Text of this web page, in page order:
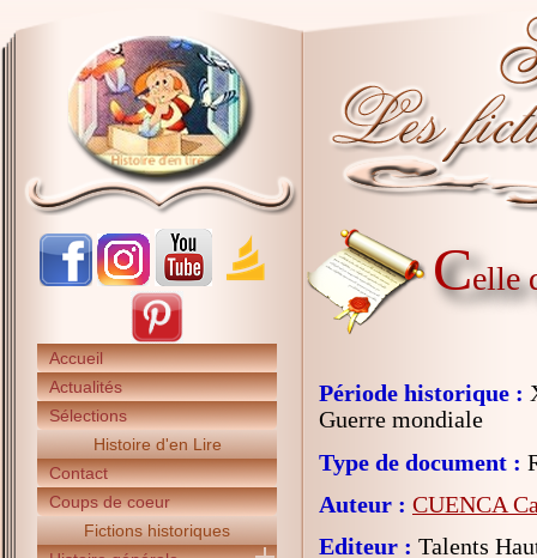
Accueil
Actualités
Sélections
Histoire d'en Lire
Contact
Coups de coeur
Fictions historiques
Celle
Période historique :
Guerre mondiale
Type de document :
Auteur : CUENCA
Editeur : Talents